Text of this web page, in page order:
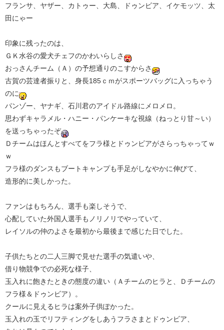
フランサ、ヤザー、カトゥー、大島、ドゥンビア、イケモッツ、太
田にゃー
印象に残ったのは、
ＧＫ水谷の愛犬チェフのかわいらしさ
おっさんチーム（Ａ）の予想通りのこすからさ
古賀の芸達者振りと、身長185ｃｍがスポーツバッグに入っちゃう
のに
パンゾー、ヤナギ、石川君のアイドル路線にメロメロ。
思わずキャラメル・ハニー・パンケーキな視線（ねっとり甘～い）
を送っちゃったぞ
Ｄチームはほんとすべてをフラ様とドゥンビアがさらっちゃってｗ
ｗ
フラ様のダンスもブートキャンプも手足がしなやかに伸びて、
造形的に美しかった。
ファンはもちろん、選手も楽しそうで、
心配していた外国人選手もノリノリでやっていて、
レイソルの仲のよさを最初から最後まで感じた日でした。
子供たちとの二人三脚で見せた選手の気遣いや、
借り物競争での必死な様子、
玉入れに飽きたときの態度の違い（Ａチームのヒラと、Ｄチームの
フラ様＆ドゥンビア）。
クールに見えるヒラは案外子供ぽかった。
玉入れの玉でリフティングをしあうフラさまとドゥンビア、